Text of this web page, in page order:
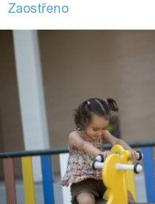
Zaostřeno